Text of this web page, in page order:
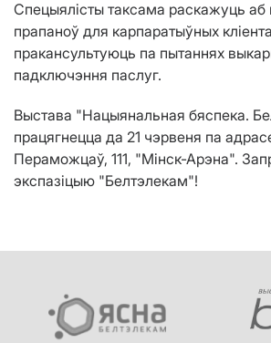
Спецыялісты таксама раскажуць
прапаноў для карпаратыўных
пракансультуюць па пытаннях
падключэння паслуг.
Выстава "Нацыянальная бяспека.
працягнецца да 21 чэрвеня па
Пераможцаў, 111, "Мінск-Арэна".
экспазіцыю "Белтэлекам"!